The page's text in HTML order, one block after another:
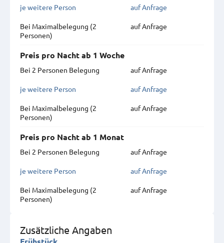
je weitere Person auf Anfrage
Bei Maximal­belegung (2
Personen)
auf Anfrage
Preis pro Nacht ab 1 Woche
Bei 2 Personen Belegung
auf Anfrage
je weitere Person auf Anfrage
Bei Maximal­belegung (2
Personen)
auf Anfrage
Preis pro Nacht ab 1 Monat
Bei 2 Personen Belegung
auf Anfrage
je weitere Person auf Anfrage
Bei Maximal­belegung (2
Personen)
auf Anfrage
Zusätzliche Angaben